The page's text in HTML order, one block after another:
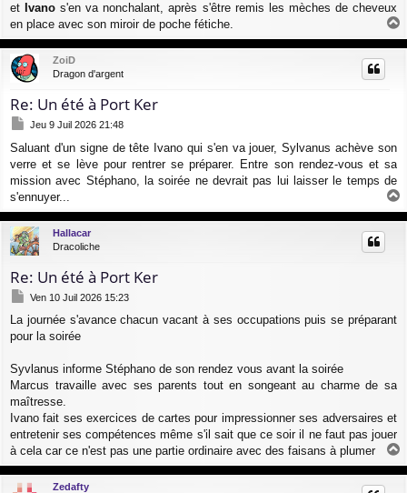
et Ivano s'en va nonchalant, après s'être remis les mèches de cheveux
en place avec son miroir de poche fétiche.
a
u
ZoiD
Dragon d'argent
Re: Un été à Port Ker
M
s
s
a
e
Jeu 9 Juil 2026 21:48
Saluant d'un signe de tête Ivano qui s'en va jouer, Sylvanus achève son
verre et se lève pour rentrer se préparer. Entre son rendez-vous et sa
mission avec Stéphano, la soirée ne devrait pas lui laisser le temps de
s'ennuyer...
u
Hallacar
Dracoliche
Re: Un été à Port Ker
M
s
s
g
e
Ven 10 Juil 2026 15:23
La journée s'avance chacun vacant à ses occupations puis se préparant
pour la soirée
Syvlanus informe Stéphano de son rendez vous avant la soirée
Marcus travaille avec ses parents tout en songeant au charme de sa
maîtresse.
Ivano fait ses exercices de cartes pour impressionner ses adversaires et
entretenir ses compétences même s'il sait que ce soir il ne faut pas jouer
à cela car ce n'est pas une partie ordinaire avec des faisans à plumer
a
u
Zedafty